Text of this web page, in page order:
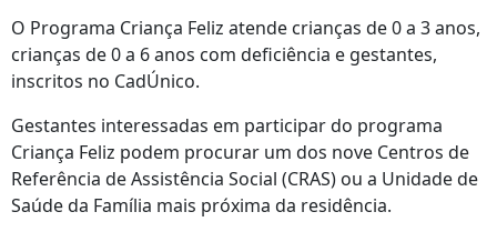
O Programa Criança Feliz atende crianças de 0 a 3 anos,
crianças de 0 a 6 anos com deficiência e gestantes,
inscritos no CadÚnico.
Gestantes interessadas em participar do programa
Criança Feliz podem procurar um dos nove Centros de
Referência de Assistência Social (CRAS) ou a Unidade de
Saúde da Família mais próxima da residência.